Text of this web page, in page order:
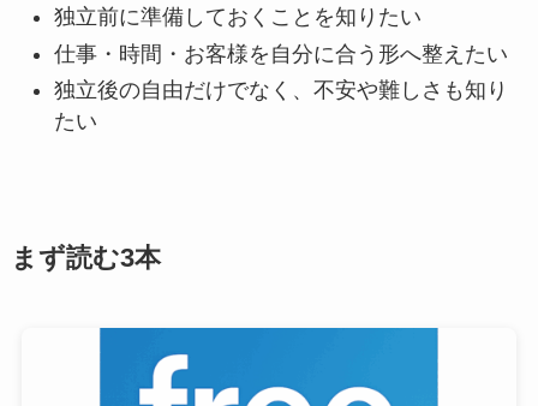
独立前に準備しておくことを知りたい
仕事・時間・お客様を自分に合う形へ整えたい
独立後の自由だけでなく、不安や難しさも知り
たい
まず読む3本